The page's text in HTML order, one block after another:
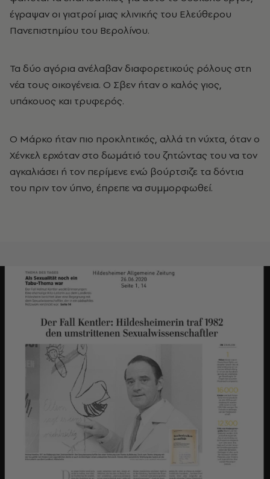
έγραψαν οι γιατροί μιας κλινικής του Ελεύθερου
Πανεπιστημίου του Βερολίνου.
Τα δύο αγόρια ανέλαβαν διαφορετικούς ρόλους στη
νέα τους οικογένεια. Ο Σβεν ήταν ο καλός γιος,
υπάκουος και τρυφερός.
Ο Μάρκο ήταν πιο προκλητικός, αλλά τη νύχτα, όταν ο
Χένκελ ερχόταν στο δωμάτιό του ζητώντας του να τον
αγκαλιάσει ή τον περίμενε ενώ βούρτσιζε τα δόντια
του πριν τον ύπνο, έπρεπε να συμμορφωθεί.